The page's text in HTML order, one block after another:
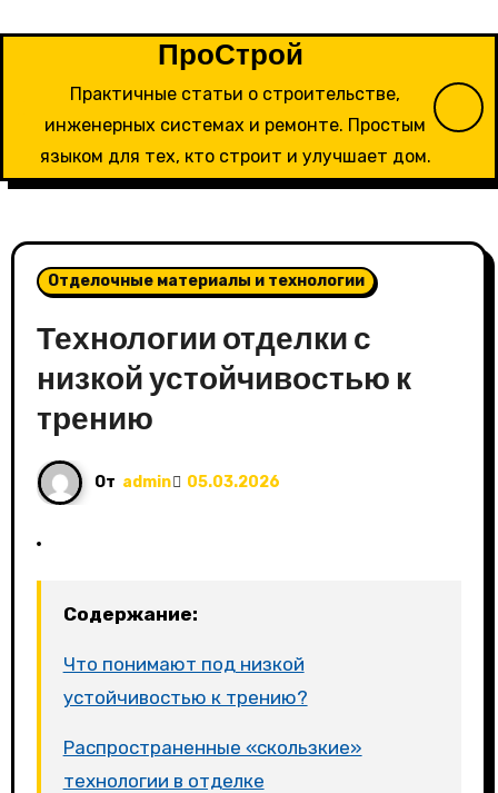
ПроСтрой
Практичные статьи о строительстве,
инженерных системах и ремонте. Простым
языком для тех, кто строит и улучшает дом.
Отделочные материалы и технологии
Технологии отделки с
низкой устойчивостью к
трению
От admin 05.03.2026
Содержание:
Что понимают под низкой
устойчивостью к трению?
Распространенные «скользкие»
технологии в отделке